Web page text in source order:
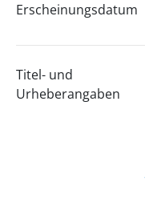
Erscheinungsdatum
Titel- und
Urheberangaben